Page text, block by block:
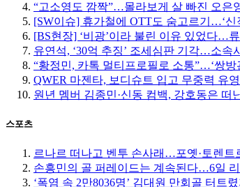
“고소영도 깜짝”…몰라보게 살 빠진 오은
[SW이슈] 휴가철에 OTT도 숨고르기…‘신
[BS현장] ‘비광’이라 불린 이유 있었다…
유연석, ‘30억 추징’ 조세심판 기각…소속
“황정민, 카톡 멀티프로필로 소통”…‘쌍방
QWER 마젠타, 보디슈트 입고 무중력 유
원년 멤버 김종민·신동 컴백, 강호동은
스포츠
르나르 떠나고 벤투 손사래…포옛·토렌트
손흥민의 골 퍼레이드는 계속된다…6일
‘폭염 속 2만8036명’ 김대원 만회골 터